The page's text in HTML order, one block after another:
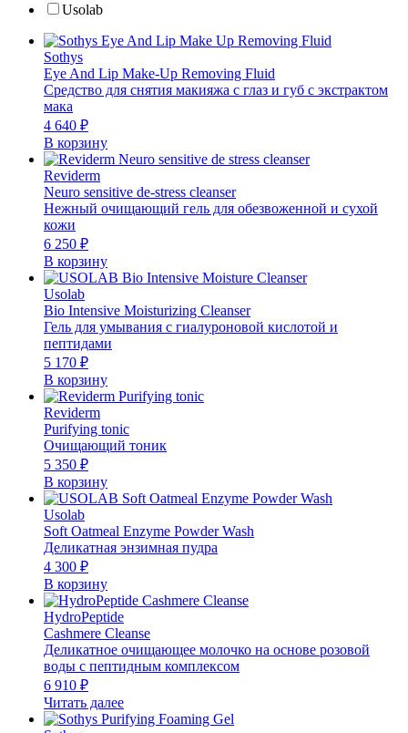
Usolab
Sothys
Eye And Lip Make-Up Removing Fluid
Средство для снятия макияжа с глаз и губ с экстрактом
мака
4 640 ₽
В корзину
Reviderm
Neuro sensitive de-stress cleanser
Нежный очищающий гель для обезвоженной и сухой
кожи
6 250 ₽
В корзину
Usolab
Bio Intensive Moisturizing Cleanser
Гель для умывания с гиалуроновой кислотой и
пептидами
5 170 ₽
В корзину
Reviderm
Purifying tonic
Очищающий тоник
5 350 ₽
В корзину
Usolab
Soft Oatmeal Enzyme Powder Wash
Деликатная энзимная пудра
4 300 ₽
В корзину
HydroPeptide
Cashmere Cleanse
Деликатное очищающее молочко на основе розовой
воды с пептидным комплексом
6 910 ₽
Читать далее